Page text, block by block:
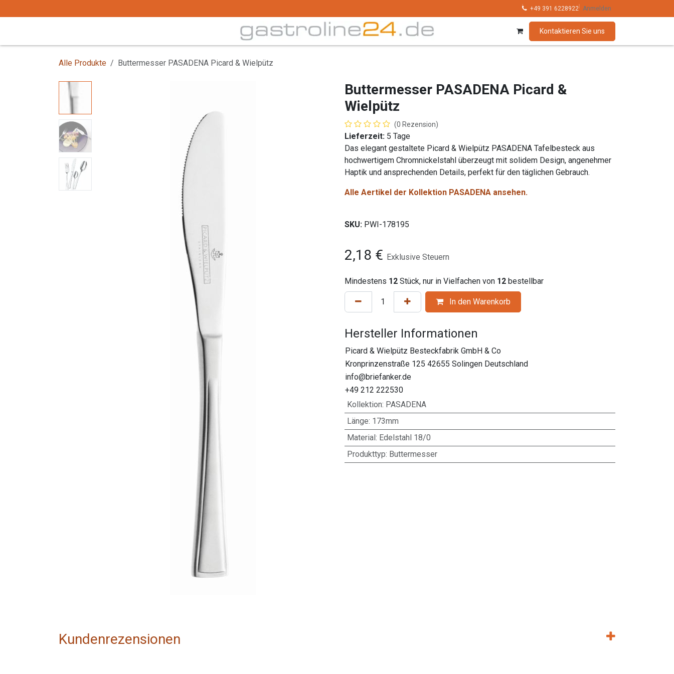
Kollektionen Marken
+49 391 6228922 Anmelden
Kontaktieren Sie uns
Alle Produkte Buttermesser PASADENA Picard & Wielpütz
Buttermesser PASADENA Picard &
Wielpütz
(0 Rezension)
Lieferzeit: 5 Tage
Das elegant gestaltete Picard & Wielpütz PASADENA Tafelbesteck aus
hochwertigem Chromnickelstahl überzeugt mit solidem Design, angenehmer
Haptik und ansprechenden Details, perfekt für den täglichen Gebrauch.
Alle Aertikel der Kollektion PASADENA ansehen.
SKU: PWI-178195
2,18 € Exklusive Steuern
Mindestens 12 Stück, nur in Vielfachen von 12 bestellbar
In den Warenkorb
Hersteller Informationen
Picard & Wielpütz Besteckfabrik GmbH & Co
Kronprinzenstraße 125 42655 Solingen Deutschland
info@briefanker.de
+49 212 222530
Kollektion: PASADENA
Länge: 173mm
Material: Edelstahl 18/0
Produkttyp: Buttermesser
Kundenrezensionen